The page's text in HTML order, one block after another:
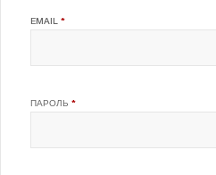
EMAIL *ОБЯЗАТЕЛЬНО
ПАРОЛЬ *ОБЯЗАТЕЛЬНО